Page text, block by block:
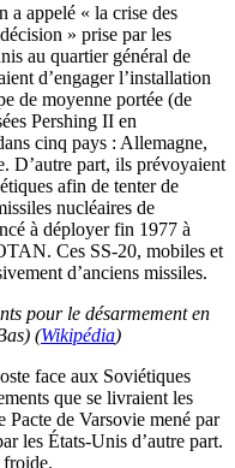
a appelé « la crise des
» prise par les
au quartier général de
d’engager l’installation
de moyenne portée (de
Pershing II en
cinq pays : Allemagne,
D’autre part, ils prévoyaient
afin de tenter de
nucléaires de
à déployer fin 1977 à
Ces SS-20, mobiles et
d’anciens missiles.
pour le désarmement en
(Wikipédia)
face aux Soviétiques
que se livraient les
Pacte de Varsovie mené par
les États-Unis d’autre part.
froide.